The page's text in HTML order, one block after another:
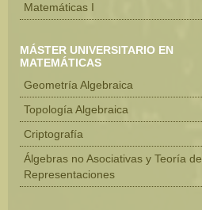
Matemáticas I
MÁSTER UNIVERSITARIO EN
MATEMÁTICAS
Geometría Algebraica
Topología Algebraica
Criptografía
Álgebras no Asociativas y Teoría de
Representaciones